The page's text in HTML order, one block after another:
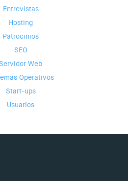
Entrevistas
Hosting
Patrocinios
SEO
Servidor Web
Operativos
Start-ups
Usuarios